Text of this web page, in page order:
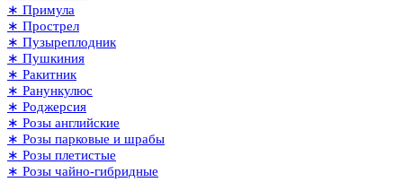
∗ Примула
∗ Прострел
∗ Пузыреплодник
∗ Пушкиния
∗ Ракитник
∗ Ранункулюс
∗ Роджерсия
∗ Розы английские
∗ Розы парковые и шрабы
∗ Розы плетистые
∗ Розы чайно-гибридные